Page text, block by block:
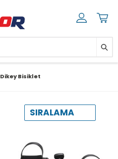
Dikey Bisiklet
SIRALAMA